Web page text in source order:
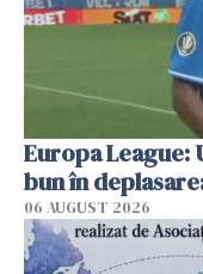
Europa League:
bun în
06 AUGUST 2026